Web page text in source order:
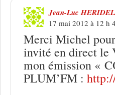
Jean-Luc
17 mai 2012 à 12 h
Merci Michel
invité en direct le
mon émission «
PLUM’FM :